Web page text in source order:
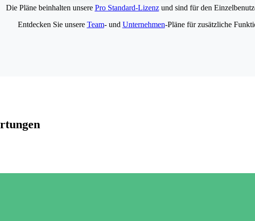
Die Pläne beinhalten unsere Pro Standard-Lizenzund sind für den
Entdecken Sie unsere Team- und Unternehmen-Pläne für zusätzliche